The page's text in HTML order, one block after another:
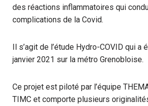
des réactions inflammatoires qui
complications de la Covid.
Il s’agit de l’étude Hydro-COVID qui a
janvier 2021 sur la métro Grenobloise.
Ce projet est piloté par l’équipe
TIMC et comporte plusieurs